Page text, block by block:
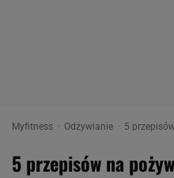
Myfitness Odżywianie 5
5 przepisów na